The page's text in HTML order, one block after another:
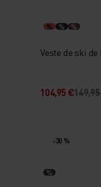
% % %
Veste de ski
104,95 €
-30 %
%